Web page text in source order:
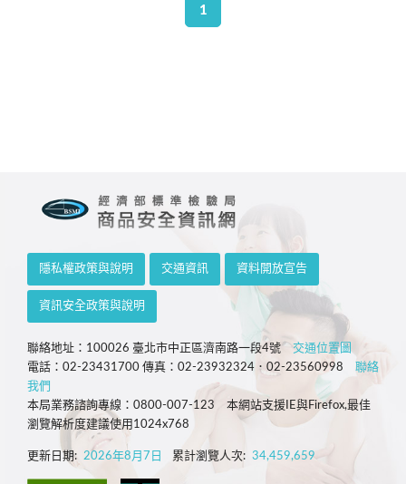
1
隱私權政策與說明 交通資訊 資料開放宣告
資訊安全政策與說明
聯絡地址：100026 臺北市中正區濟南路一段4號 交通位置圖
電話：02-23431700 傳真：02-23932324．02-23560998 聯絡
我們
本局業務諮詢專線：0800-007-123 本網站支援IE與Firefox,最佳
瀏覽解析度建議使用1024x768
更新日期: 2026年8月7日 累計瀏覽人次: 34,459,659